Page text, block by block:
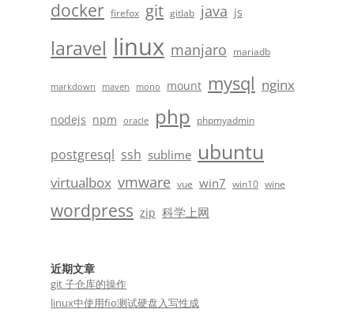
docker firefox git gitlab java js
laravel linux manjaro mariadb
markdown maven mono mount mysql nginx
nodejs npm oracle php phpmyadmin
postgresql ssh sublime ubuntu
virtualbox vmware vue win7 win10 wine
wordpress zip 科学上网
近期文章
git 子仓库的操作
linux中使用fio测试硬盘入写性成